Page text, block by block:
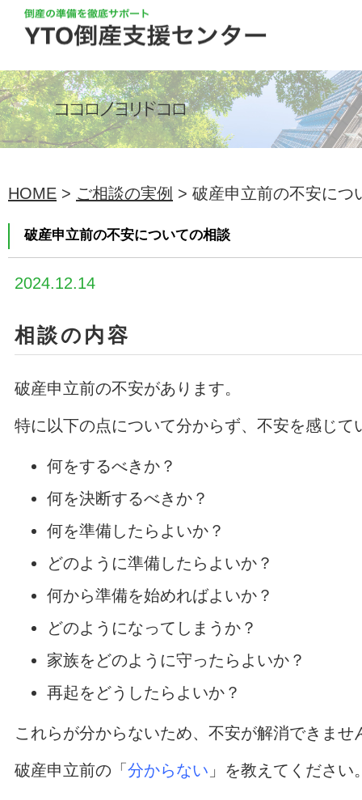
HOME > ご相談の実例 > 破産申立前の不安につ
破産申立前の不安についての相談
2024.12.14
相談の内容
破産申立前の不安があります。
特に以下の点について分からず、不安を感じて
何をするべきか？
何を決断するべきか？
何を準備したらよいか？
どのように準備したらよいか？
何から準備を始めればよいか？
どのようになってしまうか？
家族をどのように守ったらよいか？
再起をどうしたらよいか？
これらが分からないため、不安が解消できませ
破産申立前の「 分からない 」を教えてください